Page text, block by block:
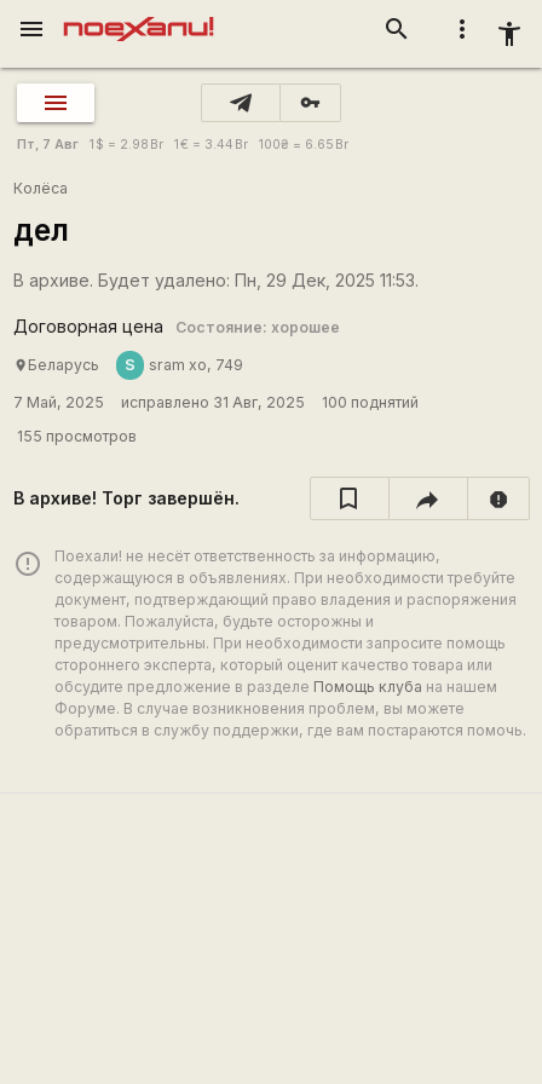
more_vert accessibility_new
search
menu
vpn_key
Пт, 7 Авг 1 $ = 2.98 Br 1€ = 3.44 Br 100₴ = 6.65 Br
Колёса
дел
В архиве. Будет удалено: Пн, 29 Дек, 2025 11:53.
Договорная цена Состояние: хорошее
place Беларусь S sram xo, 749
7 Май, 2025 исправлено 31 Авг, 2025
100 поднятий
155 просмотров
В архиве! Торг завершён. report
error_outline
Поехали! не несёт ответственность за информацию,
содержащуюся в объявлениях. При необходимости требуйте
документ, подтверждающий право владения и распоряжения
товаром. Пожалуйста, будьте осторожны и
предусмотрительны. При необходимости запросите помощь
стороннего эксперта, который оценит качество товара или
обсудите предложение в разделе Помощь клуба на нашем
Форуме. В случае возникновения проблем, вы можете
обратиться в службу поддержки, где вам постараются помочь.